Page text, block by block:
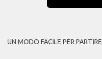
UN MODO FACILE PER PARTIRE